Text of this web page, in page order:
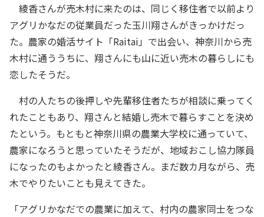
綾香さんが売木村に来たのは、同じく移住者で以前より
アグリかなだの従業員だった玉川翔さんがきっかけだっ
た。農家の婚活サイト「Raitai」で出会い、神奈川から売
木村に通ううちに、翔さんにも山に近い売木の暮らしにも
恋したそうだ。
村の人たちの後押しや先輩移住者たちが相談に乗ってく
れたこともあり、翔さんと結婚し売木で暮らすことを決め
たという。もともと神奈川県の農業大学校に通っていて、
農家になろうと思っていたそうだが、地域おこし協力隊員
になったのもよかったと綾香さん。まだ数カ月ながら、売
木でやりたいことも見えてきた。
「アグリかなだでの農業に加えて、村内の農家同士をつな